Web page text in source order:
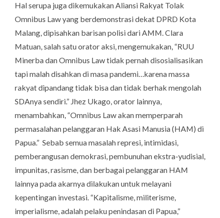
Hal serupa juga dikemukakan Aliansi Rakyat Tolak
Omnibus Law yang berdemonstrasi dekat DPRD Kota
Malang, dipisahkan barisan polisi dari AMM. Clara
Matuan, salah satu orator aksi, mengemukakan, “RUU
Minerba danOmnibus Lawtidak pernah disosialisasikan
tapi malah disahkan di masa pandemi…karena massa
rakyat dipandang tidak bisa dan tidak berhak mengolah
SDAnya sendiri.” Jhez Ukago, orator lainnya,
menambahkan, “Omnibus Law akan memperparah
permasalahan pelanggaran Hak Asasi Manusia (HAM) di
Papua.” Sebab semua masalah represi, intimidasi,
pemberangusan demokrasi, pembunuhan ekstra-yudisial,
impunitas, rasisme, dan berbagai pelanggaran HAM
lainnya pada akarnya dilakukan untuk melayani
kepentingan investasi. “Kapitalisme, militerisme,
imperialisme, adalah pelaku penindasan di Papua,”